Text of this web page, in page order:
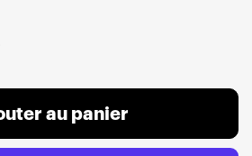
au panier